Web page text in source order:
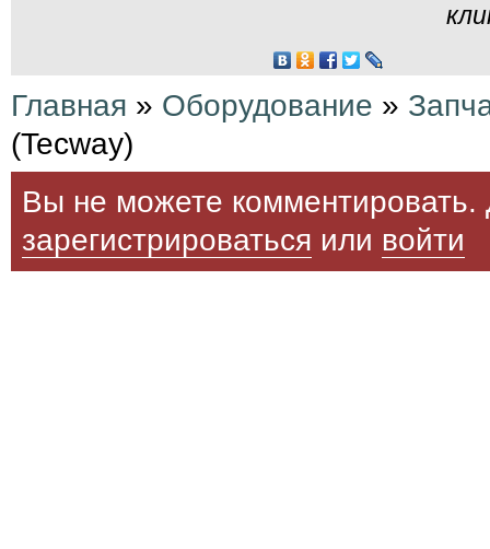
Главная » Оборудование »
(Tecway)
Вы не можете комментировать.
зарегистрироваться или войти